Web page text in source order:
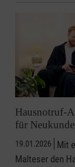
Hausnotruf-
für
19.01.2026 Mit
Malteser den